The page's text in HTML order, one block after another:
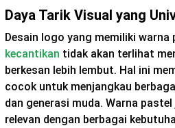
Daya Tarik Visual yang
Desain logo yang memiliki
kecantikan tidak akan terlihat
berkesan lebih lembut. Hal ini
cocok untuk menjangkau
dan generasi muda. Warna
relevan dengan berbagai